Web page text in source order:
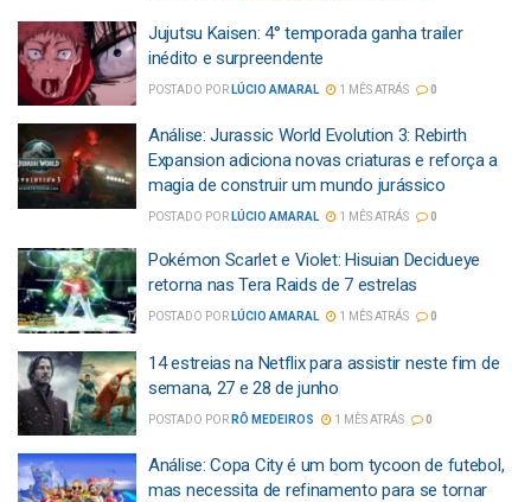
Jujutsu Kaisen: 4° temporada ganha trailer
inédito e surpreendente
POSTADO POR LÚCIO AMARAL 1 MÊS ATRÁS 0
Análise: Jurassic World Evolution 3: Rebirth
Expansion adiciona novas criaturas e reforça a
magia de construir um mundo jurássico
POSTADO POR LÚCIO AMARAL 1 MÊS ATRÁS 0
Pokémon Scarlet e Violet: Hisuian Decidueye
retorna nas Tera Raids de 7 estrelas
POSTADO POR LÚCIO AMARAL 1 MÊS ATRÁS 0
14 estreias na Netflix para assistir neste fim de
semana, 27 e 28 de junho
POSTADO POR RÔ MEDEIROS 1 MÊS ATRÁS 0
Análise: Copa City é um bom tycoon de futebol,
mas necessita de refinamento para se tornar